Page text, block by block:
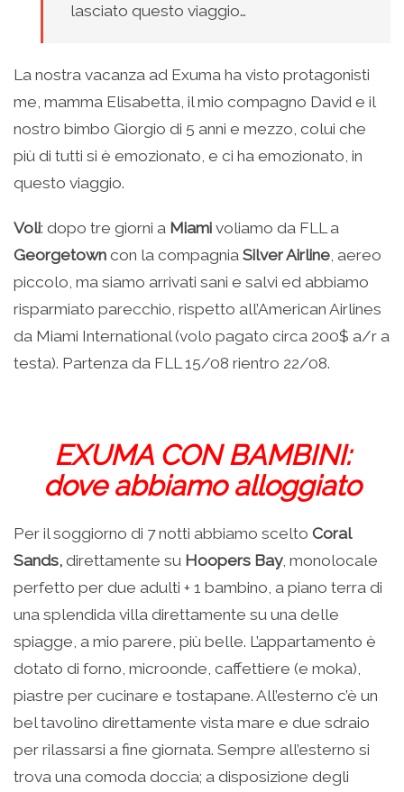
lasciato questo viaggio…
La nostra vacanza ad Exuma ha visto protagonisti
me, mamma Elisabetta, il mio compagno David e il
nostro bimbo Giorgio di 5 anni e mezzo, colui che
più di tutti si è emozionato, e ci ha emozionato, in
questo viaggio.
Voli: dopo tre giorni a Miami voliamo da FLL a
Georgetown con la compagnia Silver Airline , aereo
piccolo, ma siamo arrivati sani e salvi ed abbiamo
risparmiato parecchio, rispetto all’American Airlines
da Miami International (volo pagato circa 200$ a/r a
testa). Partenza da FLL 15/08 rientro 22/08.
EXUMA CON BAMBINI:
dove abbiamo alloggiato
Per il soggiorno di 7 notti abbiamo scelto Coral
Sands, direttamente su Hoopers Bay, monolocale
perfetto per due adulti + 1 bambino, a piano terra di
una splendida villa direttamente su una delle
spiagge, a mio parere, più belle. L’appartamento è
dotato di forno, microonde, caffettiere (e moka),
piastre per cucinare e tostapane. All’esterno c’è un
bel tavolino direttamente vista mare e due sdraio
per rilassarsi a fine giornata. Sempre all’esterno si
trova una comoda doccia; a disposizione degli